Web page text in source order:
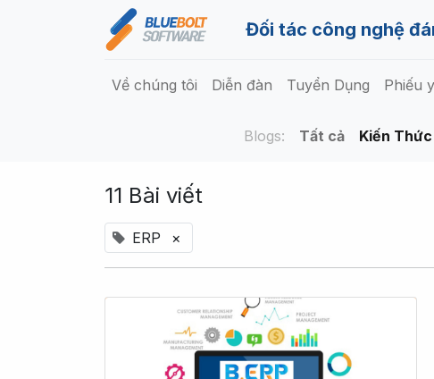
Đối tác công nghệ
Về chúng tôi Diễn đàn Tuyển Dụng Phiếu
Blogs: Tất cả Kiến
11 Bài viết
ERP ×